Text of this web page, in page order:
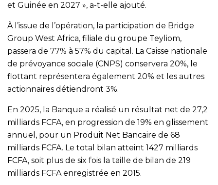
et Guinée en 2027 », a-t-elle ajouté.
À l’issue de l’opération, la participation de Bridge
Group West Africa, filiale du groupe Teyliom,
passera de 77% à 57% du capital. La Caisse nationale
de prévoyance sociale (CNPS) conservera 20%, le
flottant représentera également 20% et les autres
actionnaires détiendront 3%.
En 2025, la Banque a réalisé un résultat net de 27,2
milliards FCFA, en progression de 19% en glissement
annuel, pour un Produit Net Bancaire de 68
milliards FCFA. Le total bilan atteint 1427 milliards
FCFA, soit plus de six fois la taille de bilan de 219
milliards FCFA enregistrée en 2015.